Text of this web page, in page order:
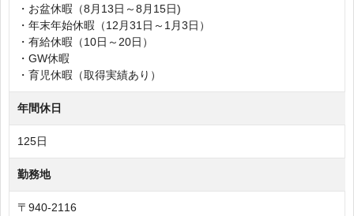
・お盆休暇（8月13日～8月15日)
・年末年始休暇（12月31日～1月3日）
・有給休暇（10日～20日）
・GW休暇
・育児休暇（取得実績あり）
年間休日
125日
勤務地
〒940-2116